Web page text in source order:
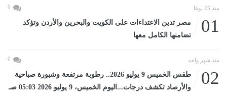
منذ 25 يومًا 0
01
مصر تدين الاعتداءات على الكويت والبحرين والأردن وتؤكد
تضامنها الكامل معها
منذ شهر واحد 0
02
طقس الخميس 9 يوليو 2026.. رطوبة مرتفعة وشبورة صباحية
والأرصاد تكشف درجات...اليوم الخميس، 9 يوليو 2026 05:03 صـ